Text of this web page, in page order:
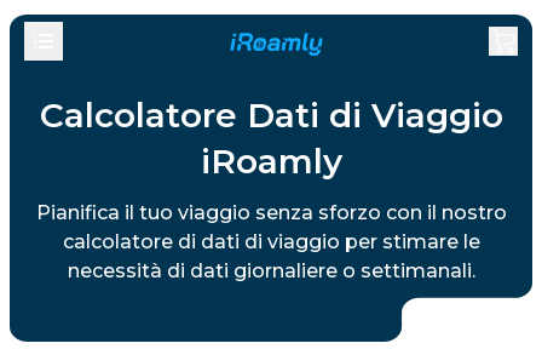
Calcolatore Dati di Viaggio
iRoamly
Pianifica il tuo viaggio senza sforzo con il nostro
calcolatore di dati di viaggio per stimare le
necessità di dati giornaliere o settimanali.